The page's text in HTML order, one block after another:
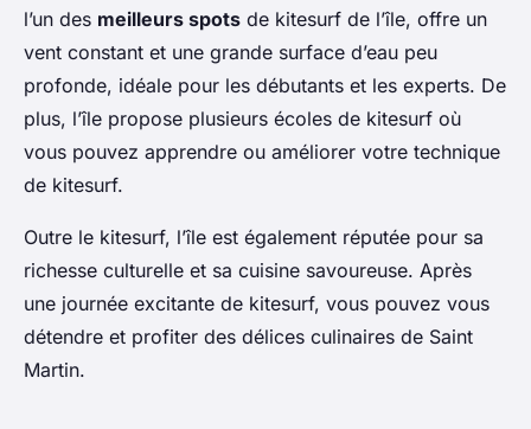
l’un des meilleurs spots de kitesurf de l’île, offre un
vent constant et une grande surface d’eau peu
profonde, idéale pour les débutants et les experts. De
plus, l’île propose plusieurs écoles de kitesurf où
vous pouvez apprendre ou améliorer votre technique
de kitesurf.
Outre le kitesurf, l’île est également réputée pour sa
richesse culturelle et sa cuisine savoureuse. Après
une journée excitante de kitesurf, vous pouvez vous
détendre et profiter des délices culinaires de Saint
Martin.